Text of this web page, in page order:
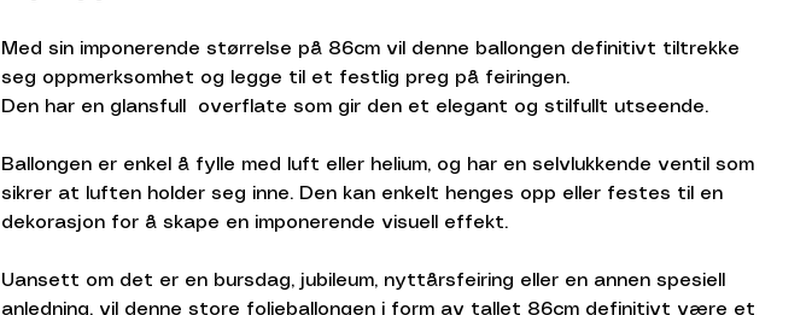
Med sin imponerende størrelse på 86cm vil denne ballongen definitivt tiltrekke
seg oppmerksomhet og legge til et festlig preg på feiringen.
Den har en glansfull overflate som gir den et elegant og stilfullt utseende.
Ballongen er enkel å fylle med luft eller helium, og har en selvlukkende ventil som
sikrer at luften holder seg inne. Den kan enkelt henges opp eller festes til en
dekorasjon for å skape en imponerende visuell effekt.
Uansett om det er en bursdag, jubileum, nyttårsfeiring eller en annen spesiell
anledning, vil denne store folieballongen i form av tallet 86cm definitivt være et